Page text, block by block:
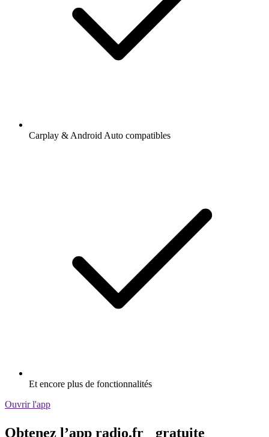
Carplay & Android Auto compatibles
Et encore plus de fonctionnalités
Ouvrir l'app
Obtenez l’app radio.fr gratuite